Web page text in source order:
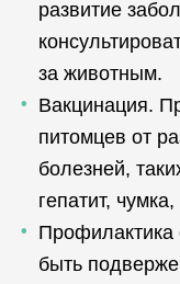
развитие
за животным.
Вакцинация.
питомцев от
болезней,
гепатит,
Профилактика
быть